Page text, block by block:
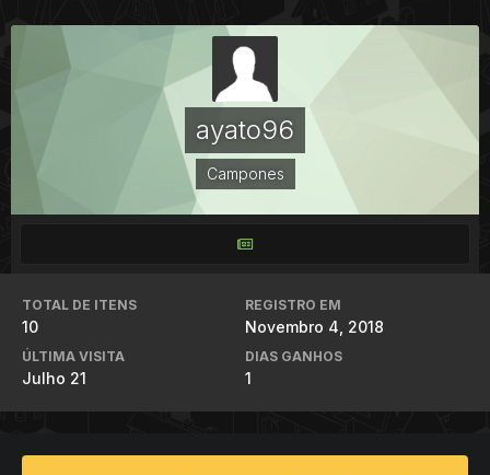
ayato96
Campones
TOTAL DE ITENS
10
REGISTRO EM
Novembro 4, 2018
ÚLTIMA VISITA
Julho 21
DIAS GANHOS
1